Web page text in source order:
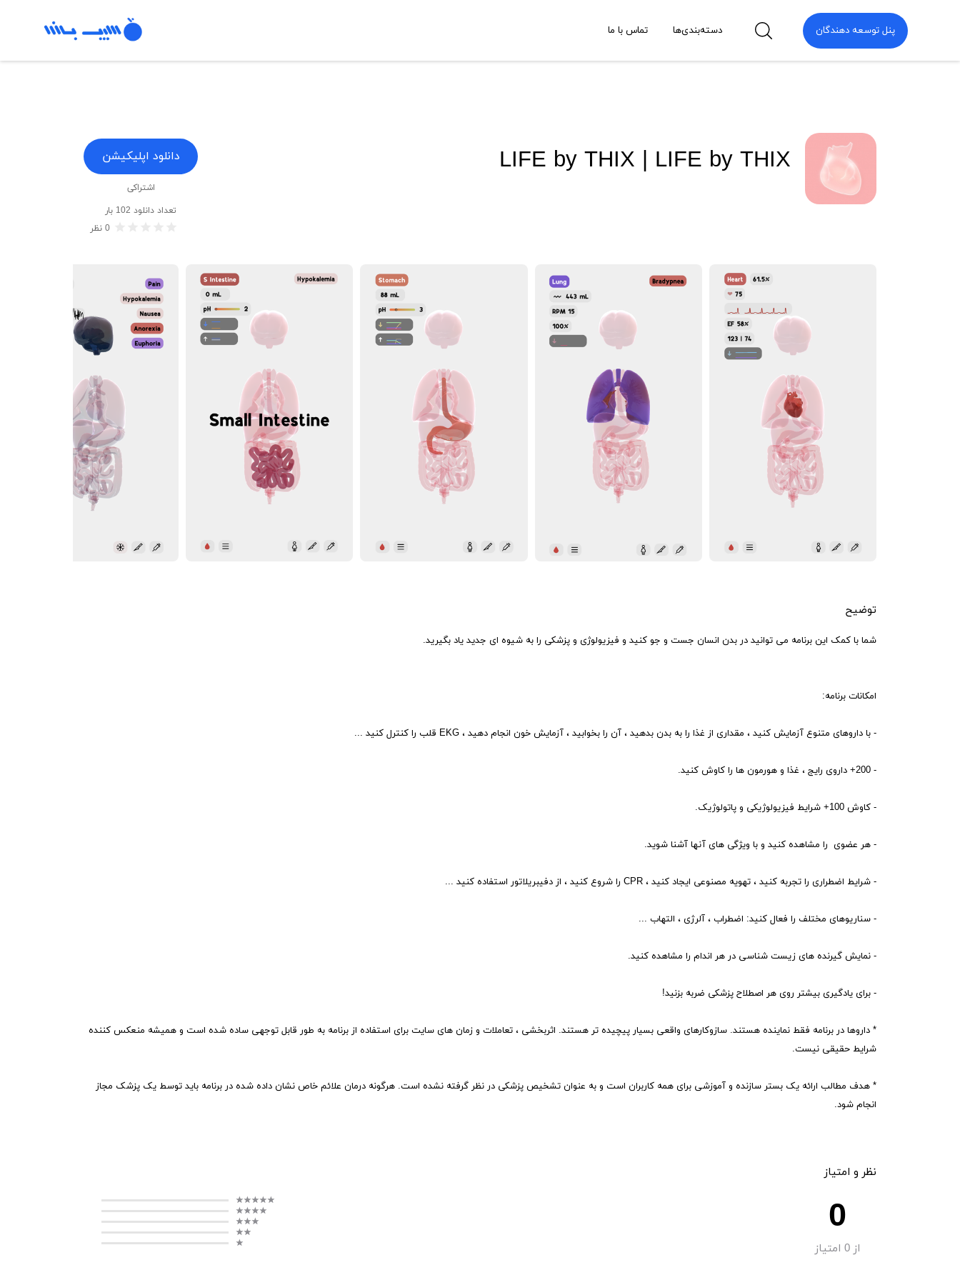
پنل توسعه دهندگان دسته‌بندی‌ها تماس با ما
LIFE by THIX | LIFE by THIX دانلود اپلیکیشن
اشتراکی
تعداد دانلود 102 بار
0 نظر
توضیح
شما با کمک این برنامه می توانید در بدن انسان جست و جو کنید و فیزیولوژی و پزشکی را به شیوه ای جدید یاد بگیرید.
امکانات برنامه:
- با داروهای متنوع آزمایش کنید ، مقداری از غذا را به بدن بدهید ، آن را بخوابید ، آزمایش خون انجام دهید ، EKG قلب را کنترل کنید ...
- 200+ داروی رایج ، غذا و هورمون ها را کاوش کنید.
- کاوش 100+ شرایط فیزیولوژیکی و پاتولوژیک.
- هر عضوی را مشاهده کنید و با ویژگی های آنها آشنا شوید.
- شرایط اضطراری را تجربه کنید ، تهویه مصنوعی ایجاد کنید ، CPR را شروع کنید ، از دفیبریلاتور استفاده کنید ...
- سناریوهای مختلف را فعال کنید: اضطراب ، آلرژی ، التهاب ...
- نمایش گیرنده های زیست شناسی در هر اندام را مشاهده کنید.
- برای یادگیری بیشتر روی هر اصطلاح پزشکی ضربه بزنید!
* داروها در برنامه فقط نماینده هستند. سازوکارهای واقعی بسیار پیچیده تر هستند. اثربخشی ، تعاملات و زمان های سایت برای استفاده از برنامه به طور قابل توجهی ساده شده است و همیشه منعکس کننده
شرایط حقیقی نیست.
* هدف مطالب ارائه یک بستر سازنده و آموزشی برای همه کاربران است و به عنوان تشخیص پزشکی در نظر گرفته نشده است. هرگونه درمان علائم خاص نشان داده شده در برنامه باید توسط یک پزشک مجاز
انجام شود.
نظر و امتیاز
0
از0 امتیاز